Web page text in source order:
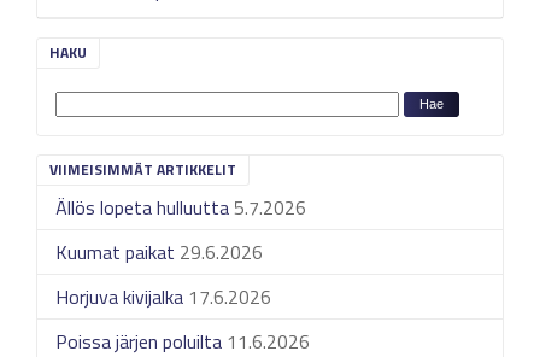
HAKU
VIIMEISIMMÄT ARTIKKELIT
Ällös lopeta hulluutta5.7.2026
Kuumat paikat 29.6.2026
Horjuva kivijalka 17.6.2026
Poissa järjen poluilta 11.6.2026